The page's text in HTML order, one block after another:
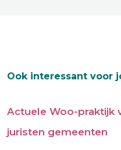
Ook interessant voor
Actuele Woo-praktijk
juristen gemeenten